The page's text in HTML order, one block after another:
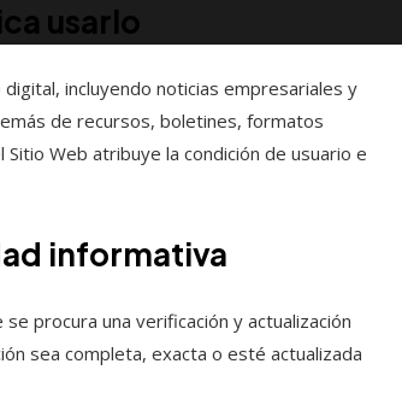
usarlo
incluyendo noticias empresariales y
de recursos, boletines, formatos
Web atribuye la condición de usuario e
informativa
procura una verificación y actualización
sea completa, exacta o esté actualizada